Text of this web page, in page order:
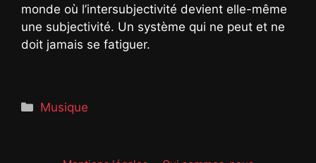
monde où l’intersubjectivité devient elle-même
une subjectivité. Un système qui ne peut et ne
doit jamais se fatiguer.
Catégories
Musique